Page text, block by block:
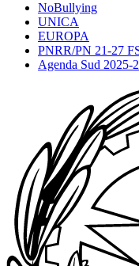
NoBullying
UNICA
EUROPA
PNRR/PN 21-27
Agenda Sud 2025-